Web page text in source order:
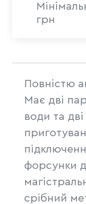
грн
Повністю
Має дві
води та
форсунки
срібний